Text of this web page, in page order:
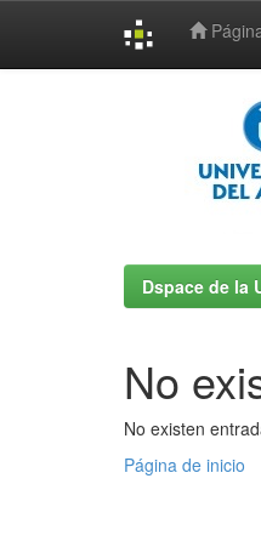
Dspace de la
No
No existen
Página de inicio